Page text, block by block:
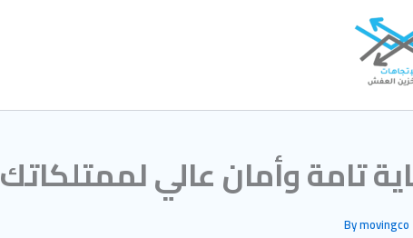
تامة وأمان عالي لممتلكاتك
Bymovingco